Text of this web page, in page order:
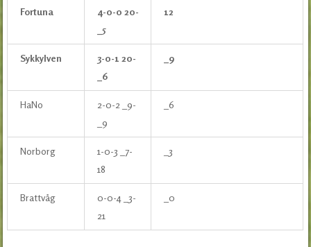
Fortuna
4-0-0 20-
_5
12
Sykkylven
3-0-1 20-
_6
_9
HaNo
2-0-2 _9-
_9
_6
Norborg
1-0-3 _7-
18
_3
Brattvåg
0-0-4 _3-
21
_0